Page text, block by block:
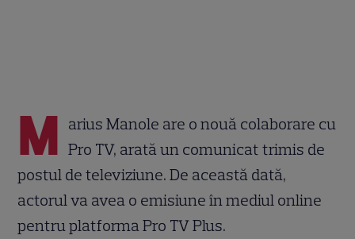
M arius Manole are o nouă colaborare cu
Pro TV, arată un comunicat trimis de
postul de televiziune. De această dată,
actorul va avea o emisiune în mediul online
pentru platforma Pro TV Plus.